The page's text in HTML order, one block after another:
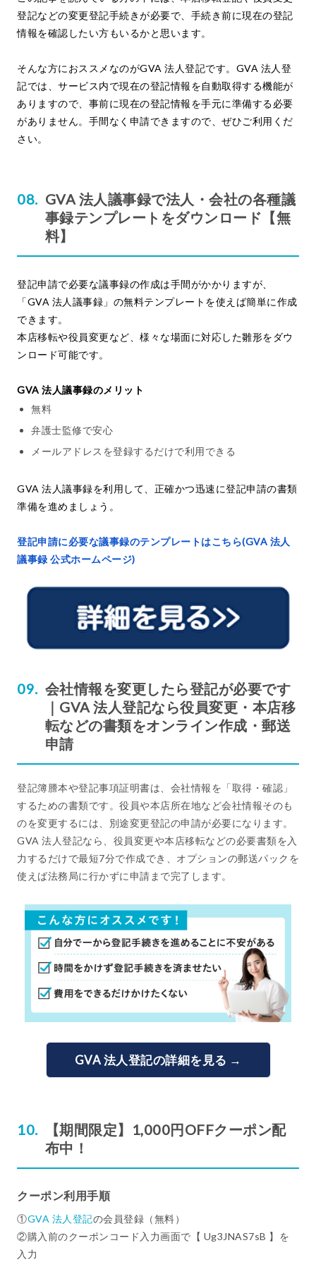
登記などの変更登記手続きが必要で、手続き前に現在の登記
情報を確認したい方もいるかと思います。
そんな方におススメなのがGVA 法人登記です。GVA 法人登
記では、サービス内で現在の登記情報を自動取得する機能が
ありますので、事前に現在の登記情報を手元に準備する必要
がありません。手間なく申請できますので、ぜひご利用くだ
さい。
GVA 法人議事録で法人・会社の各種議
事録テンプレートをダウンロード【無
料】
登記申請で必要な議事録の作成は手間がかかりますが、
「GVA 法人議事録」の無料テンプレートを使えば簡単に作成
できます。
本店移転や役員変更など、様々な場面に対応した雛形をダウ
ンロード可能です。
GVA 法人議事録のメリット
無料
弁護士監修で安心
メールアドレスを登録するだけで利用できる
GVA 法人議事録を利用して、正確かつ迅速に登記申請の書類
準備を進めましょう。
登記申請に必要な議事録のテンプレートはこちら(GVA 法人
議事録 公式ホームページ)
会社情報を変更したら登記が必要です
｜GVA 法人登記なら役員変更・本店移
転などの書類をオンライン作成・郵送
申請
登記簿謄本や登記事項証明書は、会社情報を「取得・確認」
するための書類です。役員や本店所在地など会社情報そのも
のを変更するには、別途変更登記の申請が必要になります。
GVA 法人登記なら、役員変更や本店移転などの必要書類を入
力するだけで最短7分で作成でき、オプションの郵送パックを
使えば法務局に行かずに申請まで完了します。
GVA 法人登記の詳細を見る →
【期間限定】1,000円OFFクーポン配
布中！
クーポン利用手順
①GVA 法人登記の会員登録（無料）
②購入前のクーポンコード入力画面で【 Ug3JNAS7sB 】を
入力